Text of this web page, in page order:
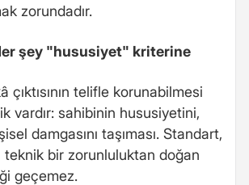
zorundadır.
şey "hususiyet" kriterine
çıktısının telifle korunabilmesi
vardır: sahibinin hususiyetini,
damgasını taşıması. Standart,
teknik bir zorunluluktan doğan
geçemez.